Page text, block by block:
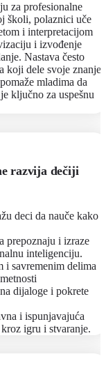
za profesionalne
školi, polaznici uče
i interpretacijom
i izvođenje
Nastava često
koji dele svoje znanje i
mladima da
ključno za uspešnu
razvija dečiji
deci da nauče kako
prepoznaju i izraze
inteligenciju.
i savremenim delima
dijaloge i pokrete
i ispunjavajuća
igru i stvaranje.